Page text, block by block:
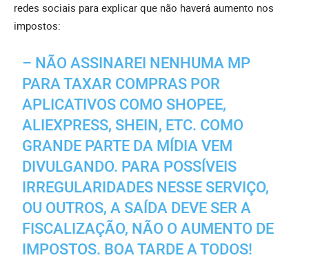
redes sociais para explicar que não haverá aumento nos
impostos:
– NÃO ASSINAREI NENHUMA MP
PARA TAXAR COMPRAS POR
APLICATIVOS COMO SHOPEE,
ALIEXPRESS, SHEIN, ETC. COMO
GRANDE PARTE DA MÍDIA VEM
DIVULGANDO. PARA POSSÍVEIS
IRREGULARIDADES NESSE SERVIÇO,
OU OUTROS, A SAÍDA DEVE SER A
FISCALIZAÇÃO, NÃO O AUMENTO DE
IMPOSTOS. BOA TARDE A TODOS!